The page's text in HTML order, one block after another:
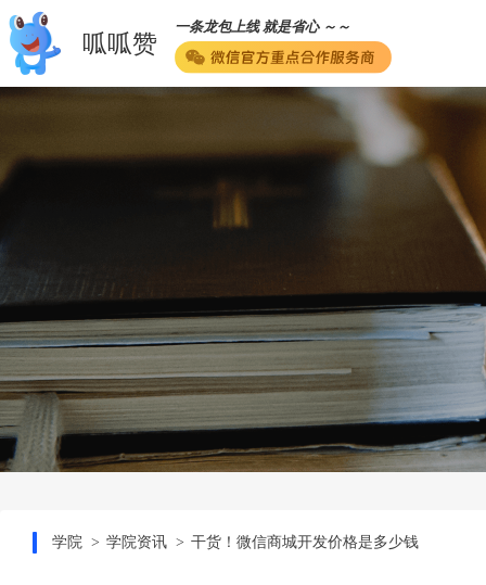
呱呱赞
一条龙包上线 就是省心 ～～
学院 学院资讯 干货！微信商城开发价格是多少钱